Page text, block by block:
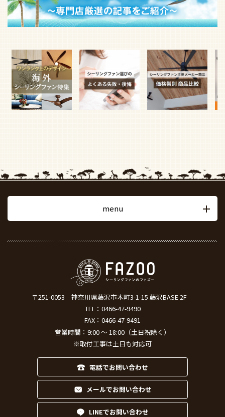
menu
〒251-0053
神奈川県藤沢市本町3-1-15 藤沢BASE 2F
TEL： 0466-47-9490
FAX：0466-47-9491
営業時間：9:00 ～ 18:00（土日祝除く）
※取付工事は土日も対応可
電話でお問い合わせ
メールでお問い合わせ
LINEでお問い合わせ